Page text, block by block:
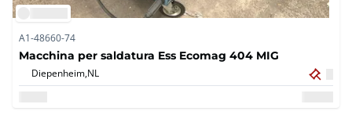
A1-48660-74
Macchina per saldatura Ess Ecomag 404 MIG
Diepenheim,NL